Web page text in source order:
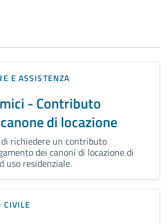
E ASSISTENZA
- Contributo
di locazione
richiedere un contributo
dei canoni di locazione di
uso residenziale.
CIVILE